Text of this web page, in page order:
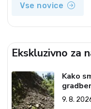
Vse novice
Ekskluzivno za
Kako
9. 8.